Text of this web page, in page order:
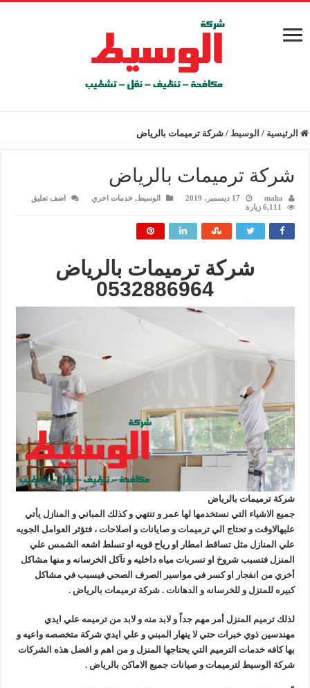
الرئيسية / الوسيط / شركة ترميمات بالرياض
شركة ترميمات بالرياض
maha 17 ديسمبر، 2019 الوسيط,خدمات اخري
اضف تعليق
6,111 زيارة
شركة ترميمات بالرياض
0532886964
شركة ترميمات بالرياض
جميع الاشياء التي نستخدمها لها عمر و تنتهي و كذلك المباني و المنازل يأتي
عليهالاوقت و تحتاج الي ترميمات و صايانات و اصلاحات ، فتؤثر العوامل الجويه
علي المنازل مثل تساقط امطار او رياح قويه او تسلط اشعه الشمس علي
المنزل فتسبب شروخ او تسربات مياه داخليه و تآكل الخرسانه و منها مشاكل
أخري من انفجار او كسر في مواسير الصرف الصحي فيسبب في مشاكل
كبيره للمنزل و للخرسانه و الدهانات . شركة ترميمات بالرياض .
لذلك ترميم المنزل أمر مهم جداً و لابد منه و لابد من ترميمه علي ايدي
مهندسين ذوي خبرات حتي لا ينهار المبني و علي ايدي شركة متخصصه واعيه و
بها كافه خدمات الترميم التي يحتاجها المنزل و من اهم و افضل هذه الشركات
شركة الوسيط لترميمات و صيانات جميع الاماكن بالرياض .